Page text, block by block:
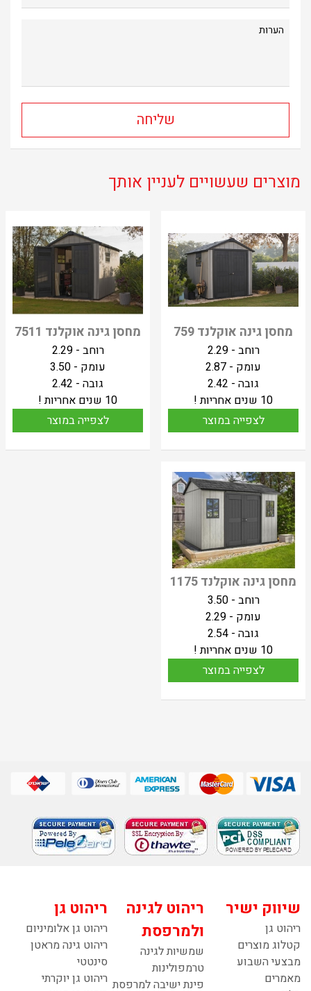
מוצרים שעשויים לעניין אותך
מחסן גינה אוקלנד 759
רוחב - 2.29
עומק - 2.87
גובה - 2.42
10 שנים אחריות !
לצפייה במוצר
מחסן גינה אוקלנד 7511
רוחב - 2.29
עומק - 3.50
גובה - 2.42
10 שנים אחריות !
לצפייה במוצר
מחסן גינה אוקלנד 1175
רוחב - 3.50
עומק - 2.29
גובה - 2.54
10 שנים אחריות !
לצפייה במוצר
שיווק ישיר
ריהוט גן
קטלוג מוצרים
מבצעי השבוע
מאמרים
ריהוט לגינה
ולמרפסת
שמשיות לגינה
טרמפולינות
פינת ישיבה למרפסת
ריהוט גן
ריהוט גן אלומיניום
ריהוט גינה מראטן
סינטטי
ריהוט גן יוקרתי